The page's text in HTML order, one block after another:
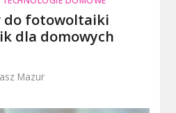
do fotowoltaiki
dla domowych
Mazur